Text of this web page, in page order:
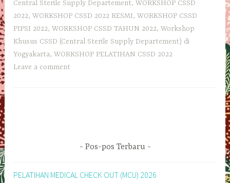
Central Sterile Supply Departement,WORKSHOP CSSD
2022,WORKSHOP CSSD 2022 RESMI,WORKSHOP CSSD
PIPSI 2022,WORKSHOP CSSD TAHUN 2022,Workshop
Khusus CSSD (Central Sterile Supply Departement) di
Yogyakarta,WORKSHOP PELATIHAN CSSD 2022
Leave a comment
Pos-pos Terbaru
PELATIHAN MEDICAL CHECK OUT (MCU) 2026